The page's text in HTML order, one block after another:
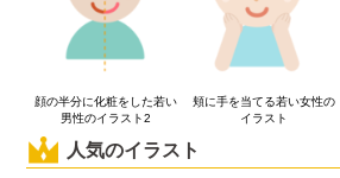
顔の半分に化粧をした若い
男性のイラスト2
頬に手を当てる若い女性の
イラスト
人気のイラスト